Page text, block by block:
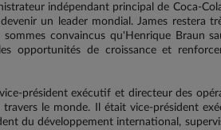
indépendant principal de Coca-
un leader mondial. James restera
convaincus qu'Henrique Braun
opportunités de croissance et
président exécutif et directeur des
le monde. Il était vice-président
du développement international,